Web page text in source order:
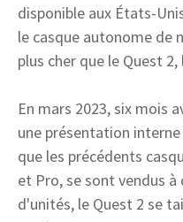
disponible aux États-
le casque autonome de
plus cher que le Quest
En mars 2023, six mois
une présentation
que les précédents
et Pro, se sont vendus à
d'unités, le Quest 2 se